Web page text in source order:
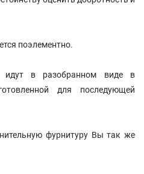
поэлементно.
идут в разобранном виде в
для последующей
фурнитуру Вы так же